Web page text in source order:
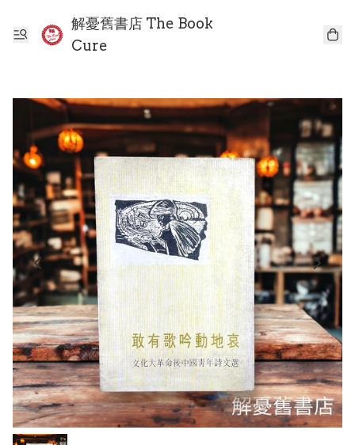
解憂舊書店 The Book
Cure